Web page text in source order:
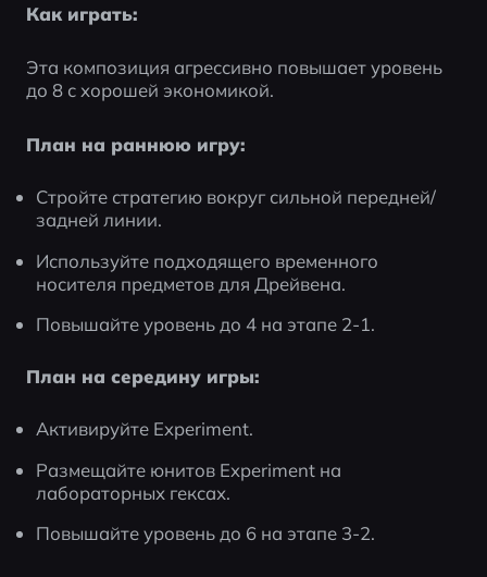
Как играть:
Эта композиция агрессивно повышает уровень
до 8 с хорошей экономикой.
План на раннюю игру:
Стройте стратегию вокруг сильной передней/
задней линии.
Используйте подходящего временного
носителя предметов для Дрейвена.
Повышайте уровень до 4 на этапе 2-1.
План на середину игры:
Активируйте Experiment.
Размещайте юнитов Experiment на
лабораторных гексах.
Повышайте уровень до 6 на этапе 3-2.